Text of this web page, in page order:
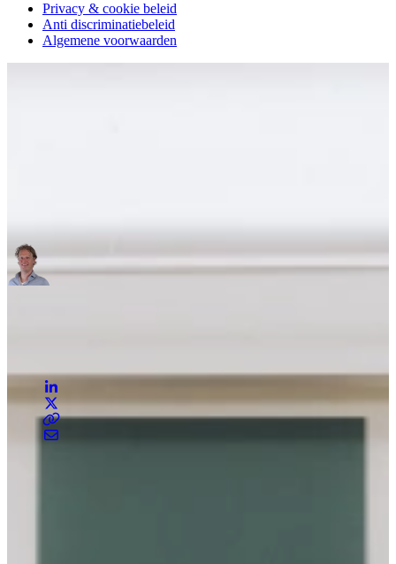
Privacy & cookie beleid
Anti discriminatiebeleid
Algemene voorwaarden